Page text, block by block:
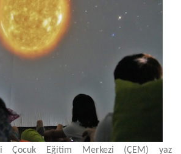
Çocuk Eğitim Merkezi (ÇEM) yaz